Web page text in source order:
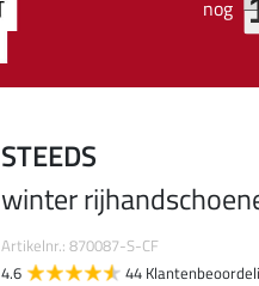
nog
STEEDS
winter
Artikelnr.: 870087-S-CF
4.6
44